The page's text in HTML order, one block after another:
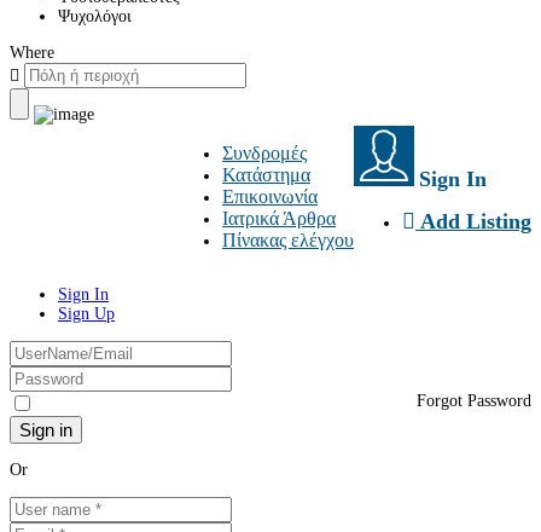
Ψυχολόγοι
Where
Sign In
Add Listing
Συνδρομές
Κατάστημα
Επικοινωνία
Ιατρικά Άρθρα
Πίνακας ελέγχου
Sign In
Sign Up
Forgot Password
Or